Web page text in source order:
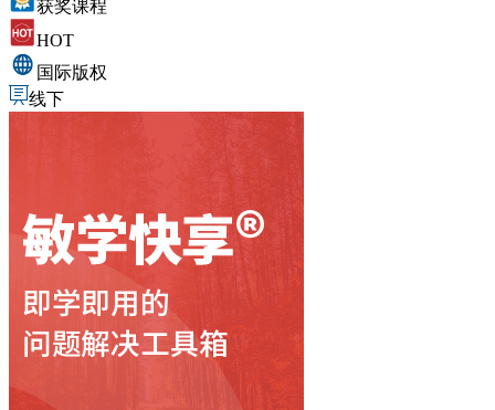
获奖课程
HOT
国际版权
线下